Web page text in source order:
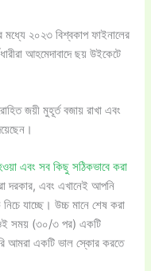
মধ্যে ২০২৩ বিশ্বকাপ ফাইনালের
আহমেদাবাদে ছয় উইকেটে
জয়ী মুহূর্ত বজায় রাখা এবং
হওয়া এবং সব কিছু সঠিকভাবে করা
দরকার, এবং এখানেই আপনি
যাচ্ছে। উচ্চ মানে শেষ করা
ওই সময় (৩০/৩ পর) একটি
আমরা একটি ভাল স্কোর করতে